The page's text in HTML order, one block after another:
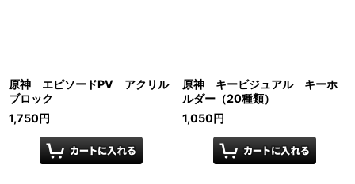
原神 エピソードPV アクリル
ブロック
1,750円
原神 キービジュアル キーホ
ルダー（20種類）
1,050円